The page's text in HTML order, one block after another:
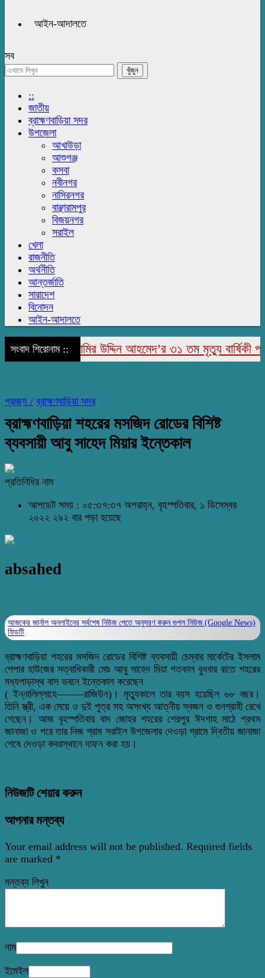
আইন-আদালতে
সব
::
জাতীয়
ব্রাহ্মণবাড়িয়া সদর
উপজেলা
আখাউড়া
আশুগঞ্জ
কসবা
নবীনগর
নাসিরনগর
বাঞ্ছারামপুর
বিজয়নগর
সরাইল
খেলা
রাজনীতি
অর্থনীতি
আন্তর্জাতি
সারাদেশ
বিনোদন
আইন-আদালতে
সংবাদ শিরোনাম ::
মরহুম জামির উদ্দিন আহমেদ’র ৩১ তম মৃত্যু বার্ষিকী পালিত
প্রচ্ছদ / ব্রাহ্মণবাড়িয়া সদর
ব্রাহ্মণবাড়িয়া শহরের মসজিদ রোডের বিশিষ্ট
ব্যবসায়ী আবু সাহেদ মিয়ার ইন্তেকাল
প্রতিনিধির নাম
আপডেট সময় : ০৫:৩৭:৩৭ অপরাহ্ন, বৃহস্পতিবার, ১ ডিসেম্বর
২০২২ ২৯২ বার পড়া হয়েছে
absahed
আজকের জার্নাল অনলাইনের সর্বশেষ নিউজ পেতে অনুসরণ করুন গুগল নিউজ (Google News)
ফিডটি
ব্রাহ্মণবাড়িয়া শহরের মসজিদ রোডের বিশিষ্ট ব্যবসায়ী চেম্বার মার্কেটের ইসলাম
পেপার হাউজের সত্বাধিকারী মোঃ আবু সাহেদ মিয়া গতকাল বুধবার রাতে শহরের
মধ্যপাড়াস্থ বাস ভবনে ইন্তেকাল করেছেন
( ইন্নালিল্লাহে——–রাজিউন)। মৃত্যুকালে তার বয়স হয়েছিল ৬৮ বছর।
তিনি স্ত্রী, এক মেয়ে ও দুই পুত্র সহ অসংখ্য আত্নীয় স্বজন ও গুনগ্রাহী রেখে
গেছেন। আজ বৃহস্পতিবার বাদ জোহর শহরের শেরপুর ঈদগাহ মাঠে প্রথম
জানাজা ও পরে তার নিজ গ্রাম সরাইল উপজেলার দেওড়া গ্রামে দ্বিতীয় জানাজা
শেষে দেওড়া কবরস্থানে দাফন করা হয়।
নিউজটি শেয়ার করুন
আপনার মন্তব্য
Your email address will not be published. Required fields
are marked *
মন্তব্য লিখুন
নাম
ইমেইল